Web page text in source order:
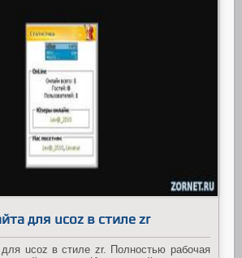
для ucoz в стиле zr
для ucoz в стиле zr. Полностью рабочая